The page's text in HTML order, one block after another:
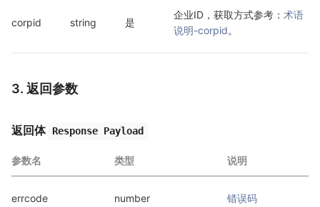
corpid string 是
企业ID，获取方式参考： 术语
说明-corpid。
3. 返回参数
返回体 Response Payload
参数名 类型 说明
errcode number 错误码